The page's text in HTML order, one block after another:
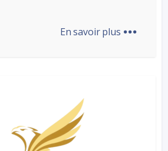
En savoir plus ...